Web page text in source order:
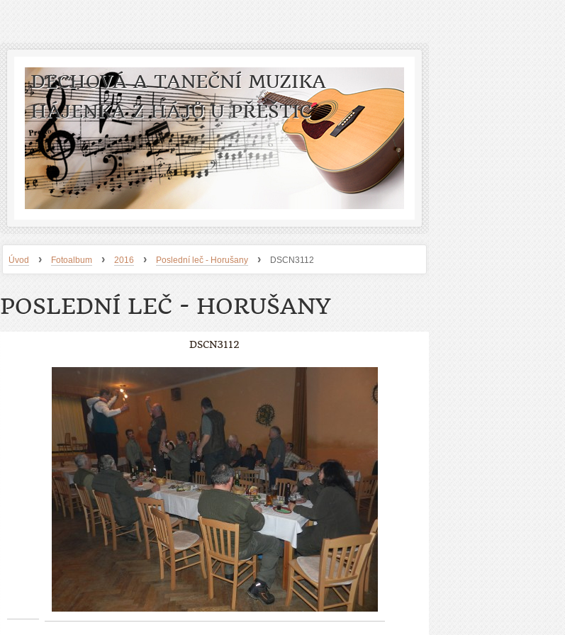
DECHOVÁ A TANEČNÍ MUZIKA
HÁJENKA Z HÁJŮ U PŘEŠTIC
Úvod › Fotoalbum › 2016 › Poslední leč - Horušany › DSCN3112
POSLEDNÍ LEČ - HORUŠANY
DSCN3112